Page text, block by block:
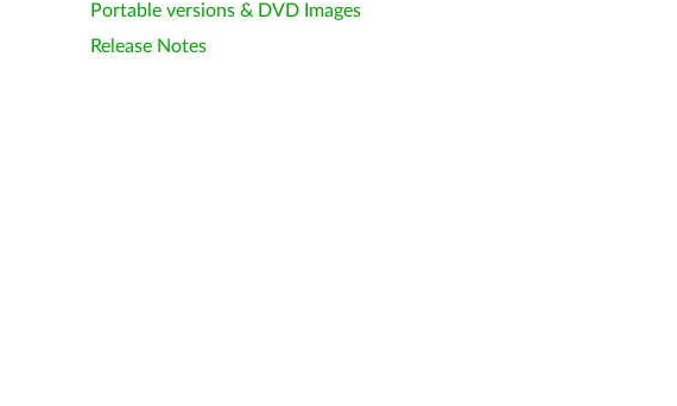
Portable versions & DVD Images
Release Notes